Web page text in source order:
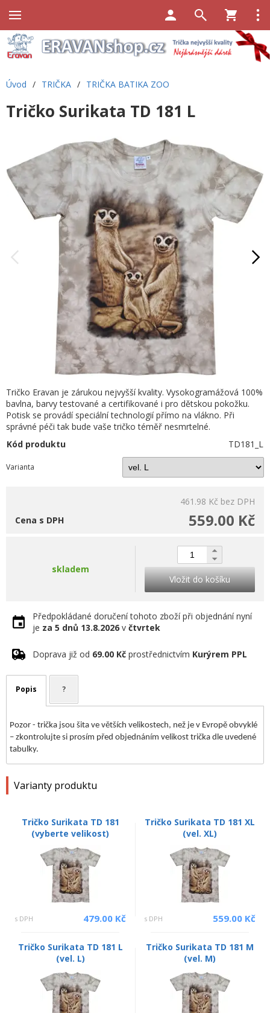
Úvod / TRIČKA / TRIČKA BATIKA ZOO
Tričko Surikata TD 181 L
Tričko Eravan je zárukou nejvyšší kvality. Vysokogramážová 100%
bavlna, barvy testované a certifikované i pro dětskou pokožku.
Potisk se provádí speciální technologií přímo na vlákno. Při
správné péči tak bude vaše tričko téměř nesmrtelné.
Kód produktu
TD181_L
Varianta
461.98 Kč bez DPH
559.00 Kč
Cena s DPH
skladem
Vložit do košíku
Předpokládané doručení tohoto zboží při objednání nyní
je za 5 dnů 13.8.2026 v čtvrtek
Doprava již od 69.00 Kč prostřednictvím Kurýrem PPL
Popis ?
Pozor - trička jsou šita ve větších velikostech, než je v Evropě obvyklé
– zkontrolujte si prosím před objednáním velikost trička dle uvedené
tabulky.
Varianty produktu
Tričko Surikata TD 181
(vyberte velikost)
s DPH 479.00 Kč
Tričko Surikata TD 181 XL
(vel. XL)
s DPH 559.00 Kč
Tričko Surikata TD 181 L
(vel. L)
Tričko Surikata TD 181 M
(vel. M)